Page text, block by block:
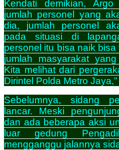
Kendati demikian, Argo
jumlah personel yang
dia, jumlah personel
pada situasi di
personel itu bisa naik
jumlah masyarakat
Kita melihat dari
Dirintel Polda Metro
Sebelumnya, sidang
lancar. Meski
dan ada beberapa aksi
luar gedung
mengganggu jalannya